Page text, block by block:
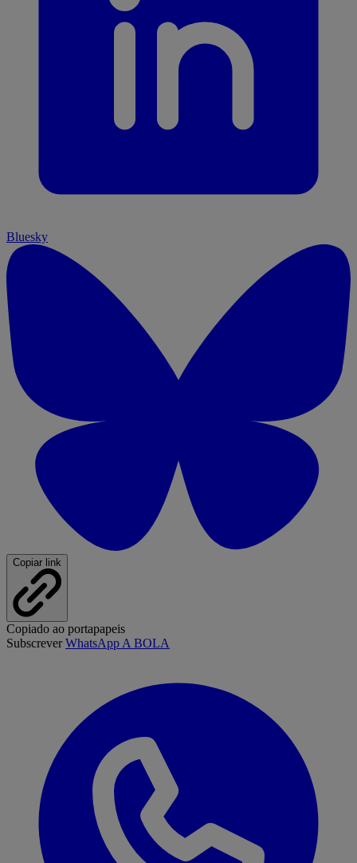
Bluesky
Copiar link
Copiado ao portapapeis
SubscreverWhatsApp A BOLA